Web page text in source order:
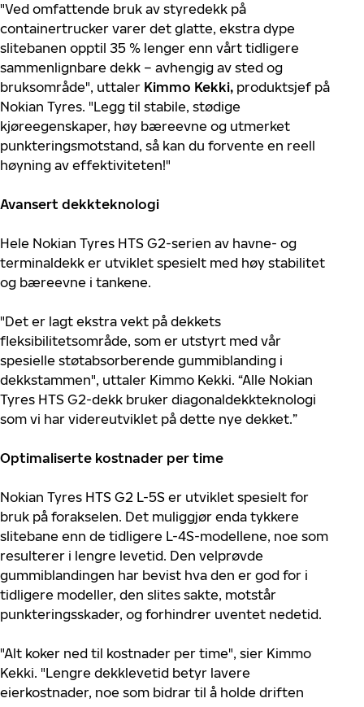
"Ved omfattende bruk av styredekk på
containertrucker varer det glatte, ekstra dype
slitebanen opptil 35 % lenger enn vårt tidligere
sammenlignbare dekk – avhengig av sted og
bruksområde", uttaler Kimmo Kekki, produktsjef på
Nokian Tyres. "Legg til stabile, stødige
kjøreegenskaper, høy bæreevne og utmerket
punkteringsmotstand, så kan du forvente en reell
høyning av effektiviteten!"
Avansert dekkteknologi
Hele Nokian Tyres HTS G2-serien av havne- og
terminaldekk er utviklet spesielt med høy stabilitet
og bæreevne i tankene.
"Det er lagt ekstra vekt på dekkets
fleksibilitetsområde, som er utstyrt med vår
spesielle støtabsorberende gummiblanding i
dekkstammen", uttaler Kimmo Kekki. “Alle Nokian
Tyres HTS G2-dekk bruker diagonaldekkteknologi
som vi har videreutviklet på dette nye dekket.”
Optimaliserte kostnader per time
Nokian Tyres HTS G2 L-5S er utviklet spesielt for
bruk på forakselen. Det muliggjør enda tykkere
slitebane enn de tidligere L-4S-modellene, noe som
resulterer i lengre levetid. Den velprøvde
gummiblandingen har bevist hva den er god for i
tidligere modeller, den slites sakte, motstår
punkteringsskader, og forhindrer uventet nedetid.
"Alt koker ned til kostnader per time", sier Kimmo
Kekki. "Lengre dekklevetid betyr lavere
eierkostnader, noe som bidrar til å holde driften